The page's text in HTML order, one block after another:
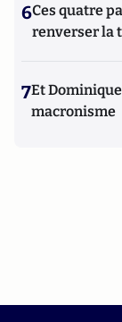
6Ces quatre
renverser la
7Et
macronisme